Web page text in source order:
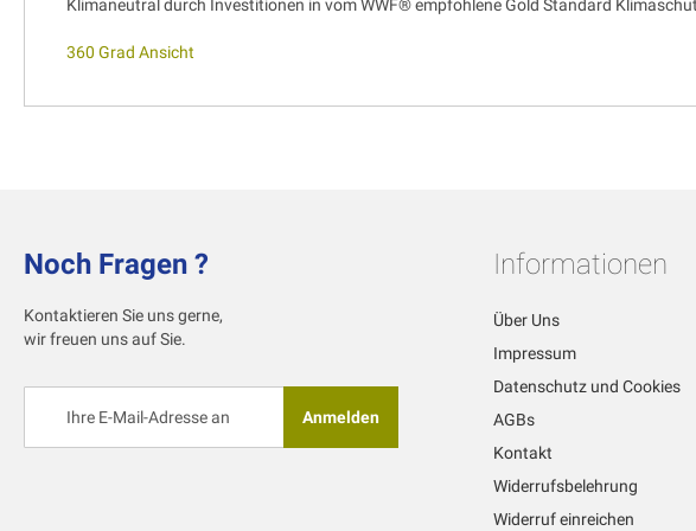
Klimaneutral durch Investitionen in vom WWF® empfohlene Gold Standard
360 Grad Ansicht
Noch Fragen ?
Kontaktieren Sie uns gerne,
wir freuen uns auf Sie.
sich
Anmelden
Informationen
Über Uns
Impressum
Datenschutz und Cookies
AGBs
Kontakt
Widerrufsbelehrung
Widerruf einreichen